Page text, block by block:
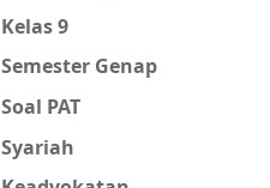
Kelas 9
Semester Genap
Soal PAT
Syariah